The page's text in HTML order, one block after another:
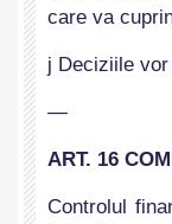
care va
j Deciziile
—
ART. 16
Controlul